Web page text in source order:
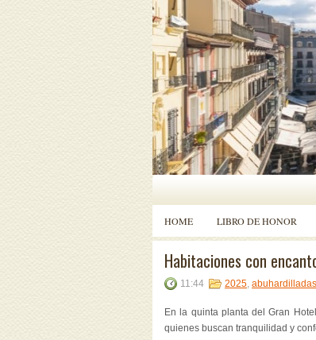
HOME LIBRO DE HONOR
Habitaciones con
11:44 2025, abuhardilladas
En la quinta planta del Gran
quienes buscan tranquilidad y